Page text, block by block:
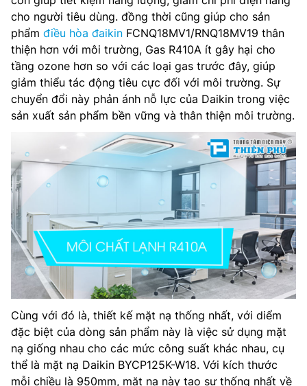
cho người tiêu dùng. đồng thời cũng giúp cho sản
phẩm điều hòa đaikin FCNQ18MV1/RNQ18MV19 thân
thiện hơn với môi trường, Gas R410A ít gây hại cho
tầng ozone hơn so với các loại gas trước đây, giúp
giảm thiểu tác động tiêu cực đối với môi trường. Sự
chuyển đổi này phản ánh nỗ lực của Daikin trong việc
sản xuất sản phẩm bền vững và thân thiện môi trường.
Cùng với đó là, thiết kế mặt nạ thống nhất, với diểm
đặc biệt của dòng sản phẩm này là việc sử dụng mặt
nạ giống nhau cho các mức công suất khác nhau, cụ
thể là mặt nạ Daikin BYCP125K-W18. Với kích thước
mỗi chiều là 950mm, mặt nạ này tạo sự thống nhất về